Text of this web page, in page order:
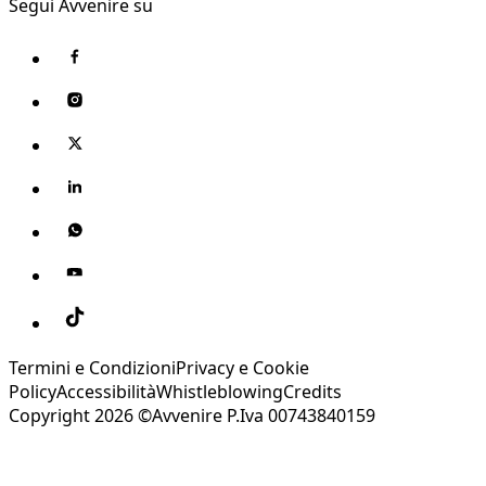
Segui Avvenire su
Termini e CondizioniPrivacy e Cookie
PolicyAccessibilitàWhistleblowingCredits
Copyright 2026 ©Avvenire P.Iva 00743840159